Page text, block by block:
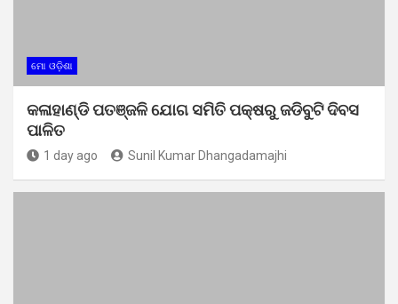
ମୋ ଓଡ଼ିଶା
କଳାହାଣ୍ଡି ପତଞ୍ଜଳି ଯୋଗ ସମିତି ପକ୍ଷରୁ ଜଡିବୁଟି ଦିବସ
ପାଳିତ
1 day ago Sunil Kumar Dhangadamajhi